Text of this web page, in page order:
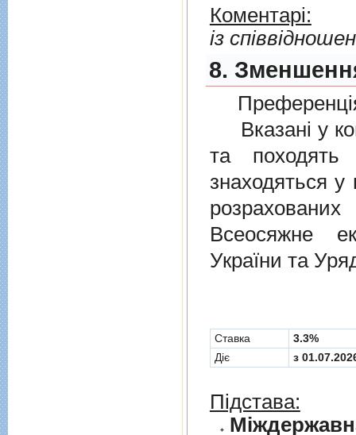
Коментарі:
із
8.
Вказані у
та походять
знаходяться у
Всеосяжне
України та
Cтавка
3.3%
Діє
з
Підстава: